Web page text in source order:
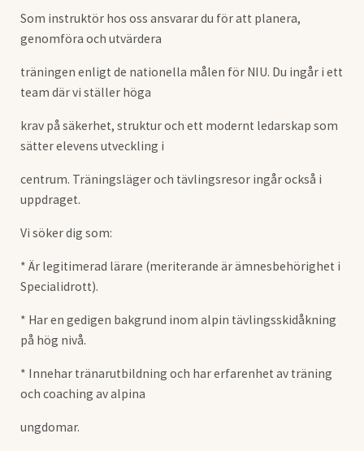
Som instruktör hos oss ansvarar du för att planera,
genomföra och utvärdera
träningen enligt de nationella målen för NIU. Du ingår i ett
team där vi ställer höga
krav på säkerhet, struktur och ett modernt ledarskap som
sätter elevens utveckling i
centrum. Träningsläger och tävlingsresor ingår också i
uppdraget.
Vi söker dig som:
* Är legitimerad lärare (meriterande är ämnesbehörighet i
Specialidrott).
* Har en gedigen bakgrund inom alpin tävlingsskidåkning
på hög nivå.
* Innehar tränarutbildning och har erfarenhet av träning
och coaching av alpina
ungdomar.